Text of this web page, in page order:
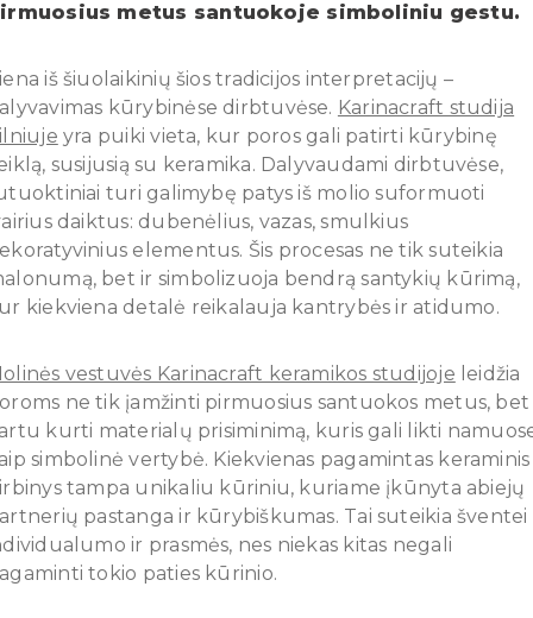
metus santuokoje simboliniu gestu.
iš šiuolaikinių šios tradicijos interpretacijų –
kūrybinėse dirbtuvėse. Karinacraft studija
yra puiki vieta, kur poros gali patirti kūrybinę
susijusią su keramika. Dalyvaudami dirbtuvėse,
turi galimybę patys iš molio suformuoti
daiktus: dubenėlius, vazas, smulkius
elementus. Šis procesas ne tik suteikia
bet ir simbolizuoja bendrą santykių kūrimą,
kiekviena detalė reikalauja kantrybės ir atidumo.
vestuvės Karinacraft keramikos studijoje leidžia
ne tik įamžinti pirmuosius santuokos metus, bet
kurti materialų prisiminimą, kuris gali likti
simbolinė vertybė. Kiekvienas pagamintas keraminis
tampa unikaliu kūriniu, kuriame įkūnyta abiejų
pastanga ir kūrybiškumas. Tai suteikia šventei
ir prasmės, nes niekas kitas negali
tokio paties kūrinio.